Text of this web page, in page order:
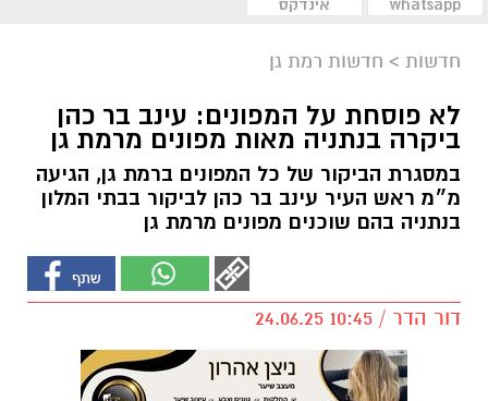
whatsapp
אינדקס
חדשות > חדשות רמת גן
לא פוסחת על המפונים: עינב בר כהן
ביקרה בנתניה מאות מפונים מרמת גן
במסגרת הביקור של כל המפונים ברמת גן, הגיעה
מ״מ ראש העיר עינב בר כהן לביקור בבתי המלון
בנתניה בהם שוכנים מפונים מרמת גן
דור הדר / 10:45 24.06.25